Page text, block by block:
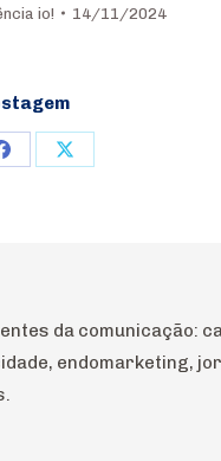
io! 14/11/2024
Share Share
da comunicação:
endomarketing,